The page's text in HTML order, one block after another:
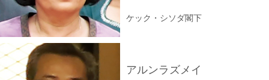
ケック・シソダ閣下
アルンラズメイ